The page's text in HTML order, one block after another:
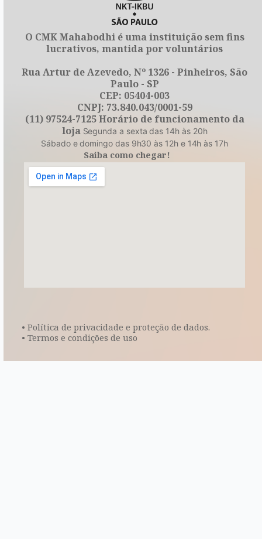
O CMK Mahabodhi é uma instituição sem fins
lucrativos, mantida por voluntários
Rua Artur de Azevedo, Nº 1326 - Pinheiros, São
Paulo - SP
CEP: 05404-003
CNPJ: 73.840.043/0001-59
(11) 97524-7125 Horário de funcionamento da
loja Segunda a sexta das 14h às 20h
Sábado e domingo das 9h30 às 12h e 14h às 17h
Saiba como chegar!
• Política de privacidade e proteção de dados.
• Termos e condições de uso